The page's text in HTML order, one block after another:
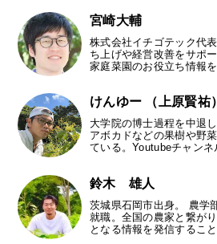
宮崎大輔
株式会社イチゴテック代
ち上げや経営改善をサポ
家庭菜園のお役立ち情報
けんゆー （上原賢祐）
大学院の博士過程を中退
アボカドなどの果樹や野
ている。Youtubeチャン
鈴木 雄人
茨城県石岡市出身。 農学
就職。全国の農家と繋が
となる情報を発信するこ